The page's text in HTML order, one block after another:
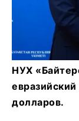
НУХ
долларов.